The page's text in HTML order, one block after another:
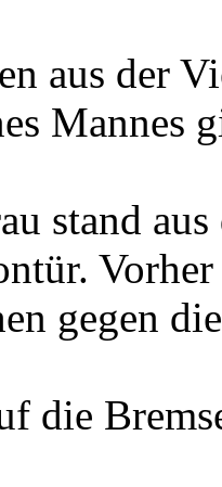
aus der
Mannes
stand
gegen
die